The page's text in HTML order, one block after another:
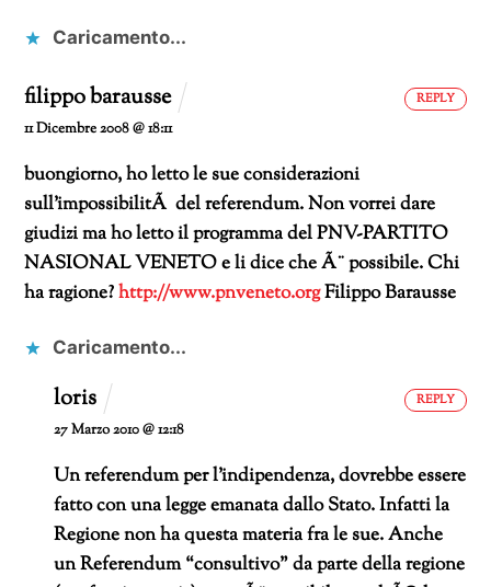
Caricamento...
filippo barausse
11 Dicembre 2008 @ 18:11
buongiorno,ho letto le sue considerazioni
sull’impossibilitÃ del referendum.Non vorrei dare
giudizi ma ho letto il programma del PNV-PARTITO
NASIONAL VENETO e li dice che Ã¨ possibile.Chi
ha ragione?http://www.pnveneto.orgFilippo Barausse
Caricamento...
REPLY
loris
27 Marzo 2010 @ 12:18
Un referendum per l’indipendenza, dovrebbe essere
fatto con una legge emanata dallo Stato. Infatti la
Regione non ha questa materia fra le sue. Anche
un Referendum “consultivo” da parte della regione
REPLY